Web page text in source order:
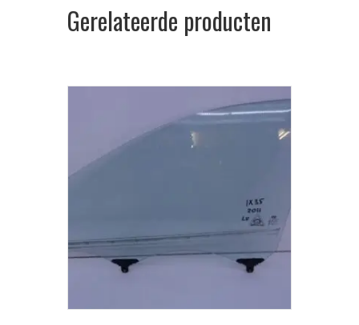
Gerelateerde producten